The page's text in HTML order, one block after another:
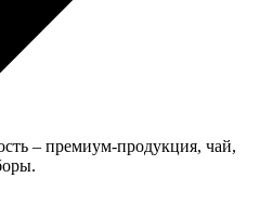
– премиум-продукция, чай,